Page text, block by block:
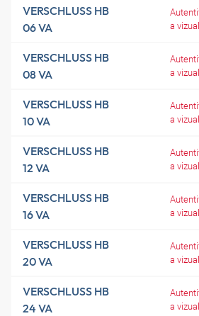
VERSCHLUSS HB
06 VA
a
VERSCHLUSS HB
08 VA
a
VERSCHLUSS HB
10 VA
a
VERSCHLUSS HB
12 VA
a
VERSCHLUSS HB
16 VA
a
VERSCHLUSS HB
20 VA
a
VERSCHLUSS HB
24 VA
a